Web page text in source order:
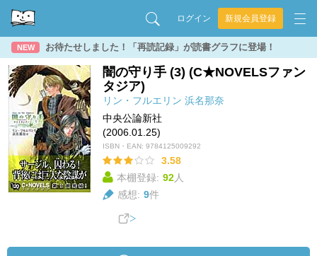
ログイン 新規会員登録
NEW お待たせしました！「再読記録」が読書グラフに登場！
闇の守り手 (3) (C★NOVELSファン
タジア)
リン・フルエリン 浜名那奈
中央公論新社
(2006.01.25)
ISBN・EAN: 9784125009292
3.58
本棚登録: 92人
感想: 9件